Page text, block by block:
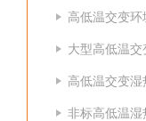
高低温交变环
大型高低温交
高低温交变湿
非标高低温湿